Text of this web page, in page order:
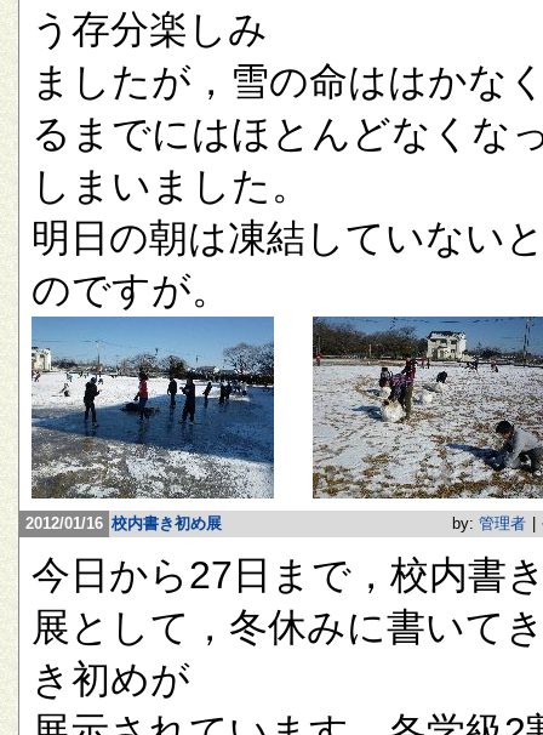
う存分楽しみ
ましたが，雪の命ははかな
るまでにはほとんどなくな
しまいました。
明日の朝は凍結していない
のですが。
2012/01/16 校内書き初め展 by: 管理者
今日から27日まで，校内書
展として，冬休みに書いて
き初めが